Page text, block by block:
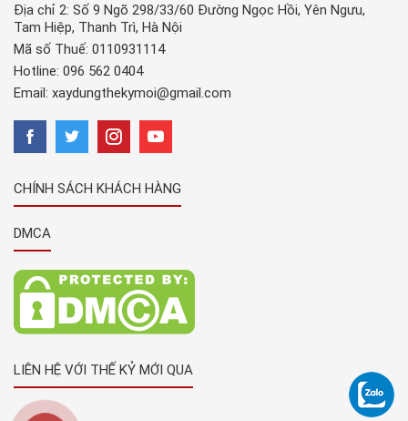
Địa chỉ 2: Số 9 Ngõ 298/33/60 Đường Ngọc Hồi, Yên Ngưu,
Tam Hiệp, Thanh Trì, Hà Nội
Mã số Thuế: 0110931114
Hotline: 096 562 0404
Email: xaydungthekymoi@gmail.com
CHÍNH SÁCH KHÁCH HÀNG
DMCA
LIÊN HỆ VỚI THẾ KỶ MỚI QUA